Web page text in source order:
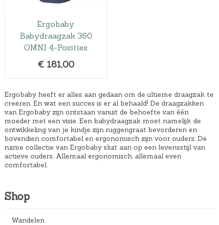
Ergobaby
Babydraagzak 360
OMNI 4-Posities
€ 181,00
Ergobaby heeft er alles aan gedaan om de ultieme draagzak te
creëren. En wat een succes is er al behaald! De draagzakken
van Ergobaby zijn ontstaan vanuit de behoefte van één
moeder met een visie. Een babydraagzak moet namelijk de
ontwikkeling van je kindje zijn ruggengraat bevorderen en
bovendien comfortabel en ergonomisch zijn voor ouders. De
ruime collectie van Ergobaby sluit aan op een levensstijl van
actieve ouders. Allemaal ergonomisch, allemaal even
comfortabel.
Shop
Wandelen